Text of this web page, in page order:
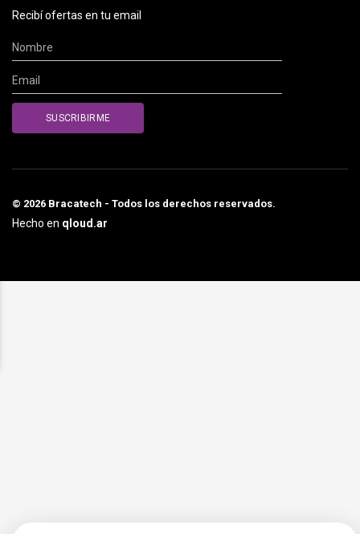
Recibí ofertas en tu email
© 2026 Bracatech - Todos los derechos reservados.
Hecho en qloud.ar